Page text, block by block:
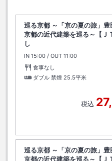
巡る京都 ～「京の夏の旅」
京都の近代建築を巡る～【Ｊ
し
IN チェックイン
15:00 / OUT チェックアウト
11:00
食事なし
ダブル 禁煙 25.5平米
税込
巡る京都 ～「京の夏の旅」
京都の近代建築を巡る～【Ｊ